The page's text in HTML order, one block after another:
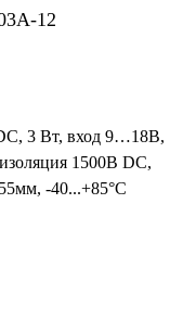
12
3 Вт, вход 9…18В,
1500В DC,
-40...+85°С